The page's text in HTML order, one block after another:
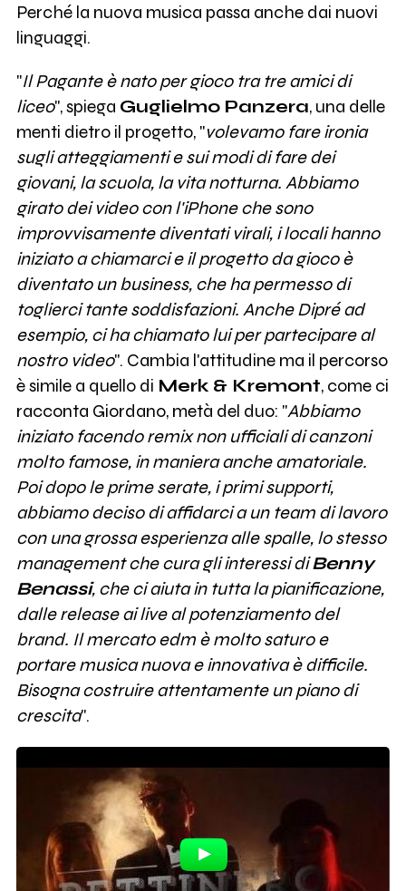
Perché la nuova musica passa anche dai nuovi
linguaggi.
"Il Pagante è nato per gioco tra tre amici di
liceo", spiega Guglielmo Panzera, una delle
menti dietro il progetto, "volevamo fare ironia
sugli atteggiamenti e sui modi di fare dei
giovani, la scuola, la vita notturna. Abbiamo
girato dei video con l'iPhone che sono
improvvisamente diventati virali, i locali hanno
iniziato a chiamarci e il progetto da gioco è
diventato un business, che ha permesso di
toglierci tante soddisfazioni. Anche Dipré ad
esempio, ci ha chiamato lui per partecipare al
nostro video". Cambia l'attitudine ma il percorso
è simile a quello di Merk & Kremont, come ci
racconta Giordano, metà del duo: "Abbiamo
iniziato facendo remix non ufficiali di canzoni
molto famose, in maniera anche amatoriale.
Poi dopo le prime serate, i primi supporti,
abbiamo deciso di affidarci a un team di lavoro
con una grossa esperienza alle spalle, lo stesso
management che cura gli interessi diBenny
Benassi, che ci aiuta in tutta la pianificazione,
dalle release ai live al potenziamento del
brand. Il mercato edm è molto saturo e
portare musica nuova e innovativa è difficile.
Bisogna costruire attentamente un piano di
crescita".